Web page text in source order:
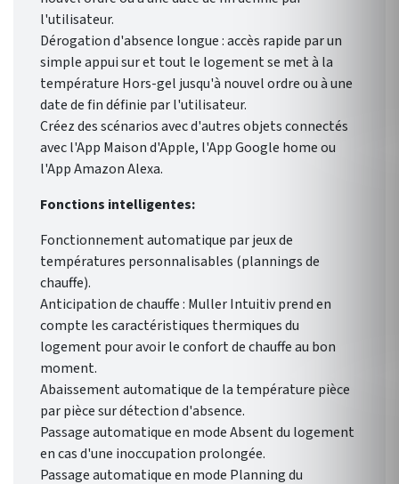
l'utilisateur.
Dérogation d'absence longue : accès rapide par un
simple appui sur et tout le logement se met à la
température Hors-gel jusqu'à nouvel ordre ou à une
date de fin définie par l'utilisateur.
Créez des scénarios avec d'autres objets connectés
avec l'App Maison d'Apple, l'App Google home ou
l'App Amazon Alexa.
Fonctions intelligentes:
Fonctionnement automatique par jeux de
températures personnalisables (plannings de
chauffe).
Anticipation de chauffe : Muller Intuitiv prend en
compte les caractéristiques thermiques du
logement pour avoir le confort de chauffe au bon
moment.
Abaissement automatique de la température pièce
par pièce sur détection d'absence.
Passage automatique en mode Absent du logement
en cas d'une inoccupation prolongée.
Passage automatique en mode Planning du